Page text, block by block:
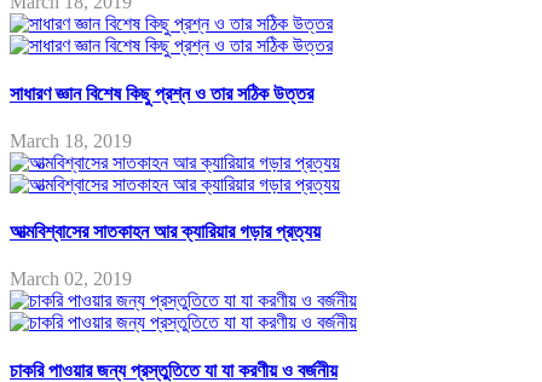
সাধারণ জ্ঞান বিশেষ কিছু প্রশ্ন ও তার সঠিক উত্তর
March 18, 2019
আত্মবিশ্বাসের সাতকাহন আর ক্যারিয়ার গড়ার প্রত্যয়
March 02, 2019
চাকরি পাওয়ার জন্য প্রস্তুতিতে যা যা করণীয় ও বর্জনীয়